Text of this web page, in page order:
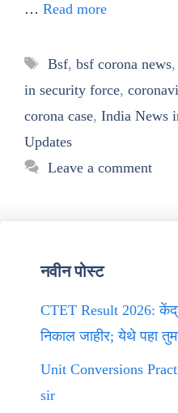
… Read more
Tags
Bsf, bsf corona news,
in security force,
corona case, India News
Updates
Leave a comment
नवीन पोस्ट
CTET Result 2026:
निकाल जाहीर; येथे पहा
Unit Conversions
sir